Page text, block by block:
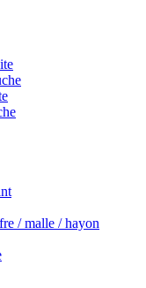
/ malle / hayon